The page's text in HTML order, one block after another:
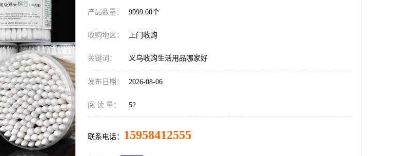
产品数量： 9999.00个
收购地区： 上门收购
关键词： 义乌收购生活用品哪家好
发布日期： 2026-08-06
阅 读 量： 52
联系电话： 15958412555